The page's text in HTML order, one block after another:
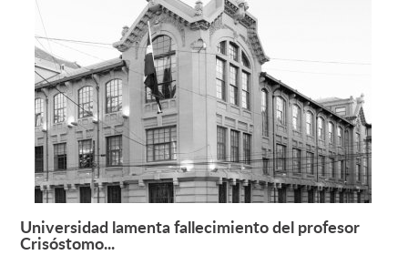
Leer más +
Universidad lamenta fallecimiento del profesor
Crisóstomo...